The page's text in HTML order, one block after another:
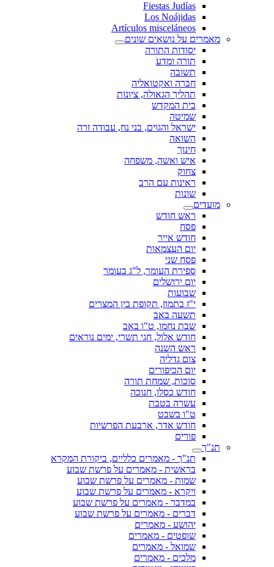
Fiestas Judías
Los Noájidas
Artículos misceláneos
מאמרים על נושאים שונים
יסודות התורה
תורה ומדע
תשובה
חברה ואקטואליה
תהליך הגאולה, ציונות
בית המקדש
שמיטה
ישראל והגוים, בני נח, עבודה זרה
השואה
חינוך
איש ואשה, משפחה
צחוק
ראינות עם הרב
שונות
מועדים
ראש חודש
פסח
חודש אייר
יום העצמאות
פסח שני
ספירת העומר, ל"ג בעומר
יום ירושלים
שבועות
י"ז בתמוז, תקופת בין המצרים
תשעה באב
שבת נחמו, ט"ו באב
חודש אלול, חגי תשרי, ימים נוראים
ראש השנה
צום גדליה
יום הכיפורים
סוכות, שמחת תורה
חודש כסלו, חנוכה
עשרה בטבת
ט"ו בשבט
חודש אדר, ארבעת הפרשיות
פורים
תנ"ך
תנ"ך - מאמרים כלליים, ביקורת המקרא
בראשית - מאמרים על פרשת שבוע
שמות - מאמרים על פרשת שבוע
ויקרא - מאמרים על פרשת שבוע
במדבר - מאמרים על פרשת שבוע
דברים - מאמרים על פרשת שבוע
יהושע - מאמרים
שופטים - מאמרים
שמואל - מאמרים
מלכים - מאמרים